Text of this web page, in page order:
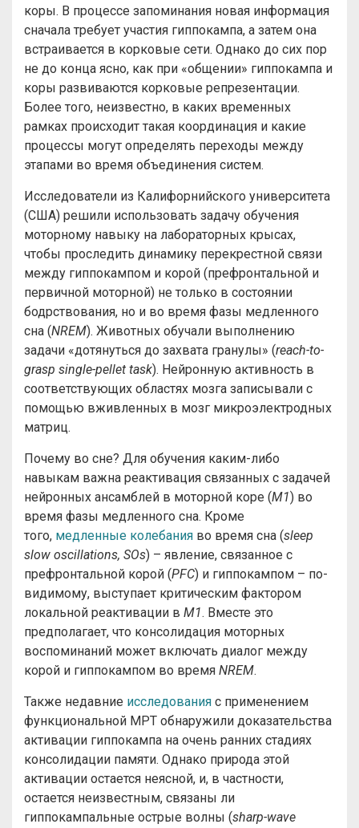
коры. В процессе запоминания новая информация
сначала требует участия гиппокампа, а затем она
встраивается в корковые сети. Однако до сих пор
не до конца ясно, как при «общении» гиппокампа и
коры развиваются корковые репрезентации.
Более того, неизвестно, в каких временных
рамках происходит такая координация и какие
процессы могут определять переходы между
этапами во время объединения систем.
Исследователи из Калифорнийского университета
(США) решили использовать задачу обучения
моторному навыку на лабораторных крысах,
чтобы проследить динамику перекрестной связи
между гиппокампом и корой (префронтальной и
первичной моторной) не только в состоянии
бодрствования, но и во время фазы медленного
сна (NREM). Животных обучали выполнению
задачи «дотянуться до захвата гранулы» (reach-to-
grasp single-pellet task). Нейронную активность в
соответствующих областях мозга записывали с
помощью вживленных в мозг микроэлектродных
матриц.
Почему во сне? Для обучения каким-либо
навыкам важна реактивация связанных с задачей
нейронных ансамблей в моторной коре (М1) во
время фазы медленного сна. Кроме
того, медленные колебания во время сна (sleep
slow oscillations, SOs) – явление, связанное с
префронтальной корой (PFC) и гиппокампом – по-
видимому, выступает критическим фактором
локальной реактивации в M1. Вместе это
предполагает, что консолидация моторных
воспоминаний может включать диалог между
корой и гиппокампом во время NREM.
Также недавние исследования с применением
функциональной МРТ обнаружили доказательства
активации гиппокампа на очень ранних стадиях
консолидации памяти. Однако природа этой
активации остается неясной, и, в частности,
остается неизвестным, связаны ли
гиппокампальные острые волны (sharp-wave